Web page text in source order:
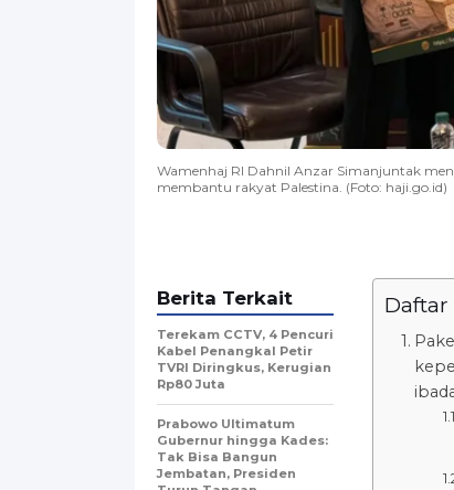
Wamenhaj RI Dahnil Anzar Simanjuntak
membantu rakyat Palestina. (Foto: haji.go.id)
Daftar
Berita Terkait
Terekam CCTV, 4 Pencuri
Kabel Penangkal Petir
TVRI Diringkus, Kerugian
Rp80 Juta
Prabowo Ultimatum
Gubernur hingga Kades:
Tak Bisa Bangun
Jembatan, Presiden